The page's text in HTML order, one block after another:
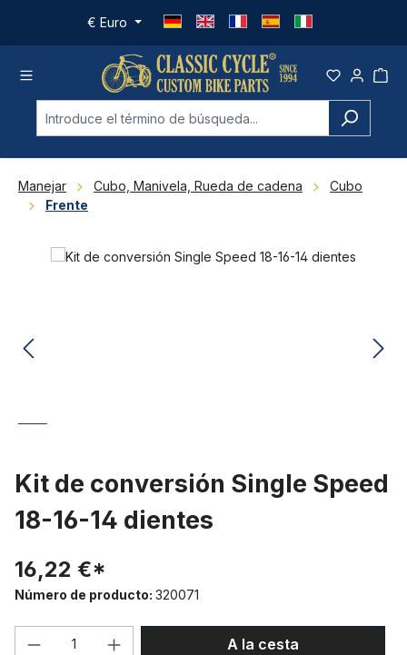
Saltar al contenido principal
€ Euro
Manejar Cubo, Manivela, Rueda de cadena
Cubo
Frente
Omitir galería de imágenes
Kit de conversión Single Speed
18-16-14 dientes
16,22 €*
Número de producto: 320071
Cantidad del producto: introduce la
A la cesta